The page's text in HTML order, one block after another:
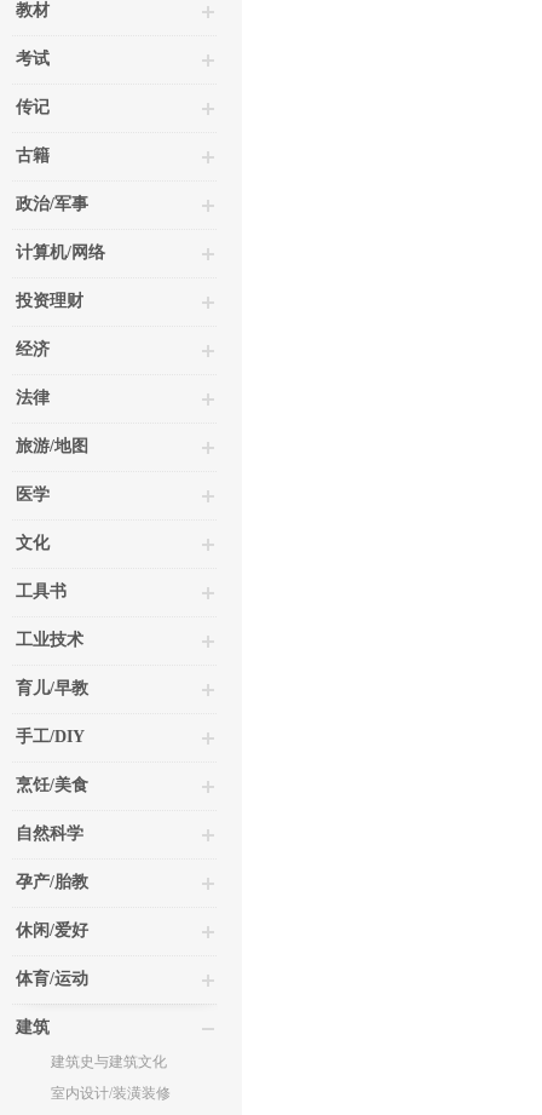
教材
考试
传记
古籍
政治/军事
计算机/网络
投资理财
经济
法律
旅游/地图
医学
文化
工具书
工业技术
育儿/早教
手工/DIY
烹饪/美食
自然科学
孕产/胎教
休闲/爱好
体育/运动
建筑
建筑史与建筑文化
室内设计/装潢装修